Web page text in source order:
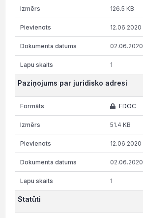
126.5 KB
12.06.2020
02.06.2020
1
Paziņojums par juridisko adresi
EDOC
51.4 KB
12.06.2020
02.06.2020
1
Statūti